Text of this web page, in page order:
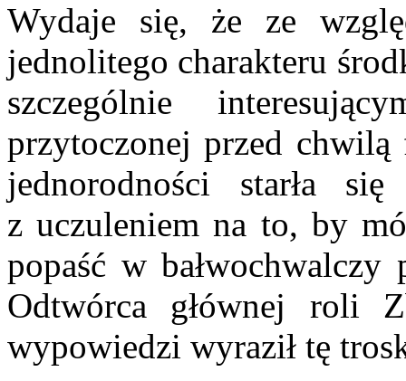
Wydaje się, że ze
jednolitego charakteru
szczególnie
przytoczonej przed chwilą
jednorodności starła
z uczuleniem na to, by
popaść w
Odtwórca głównej roli
wypowiedzi wyraził tę